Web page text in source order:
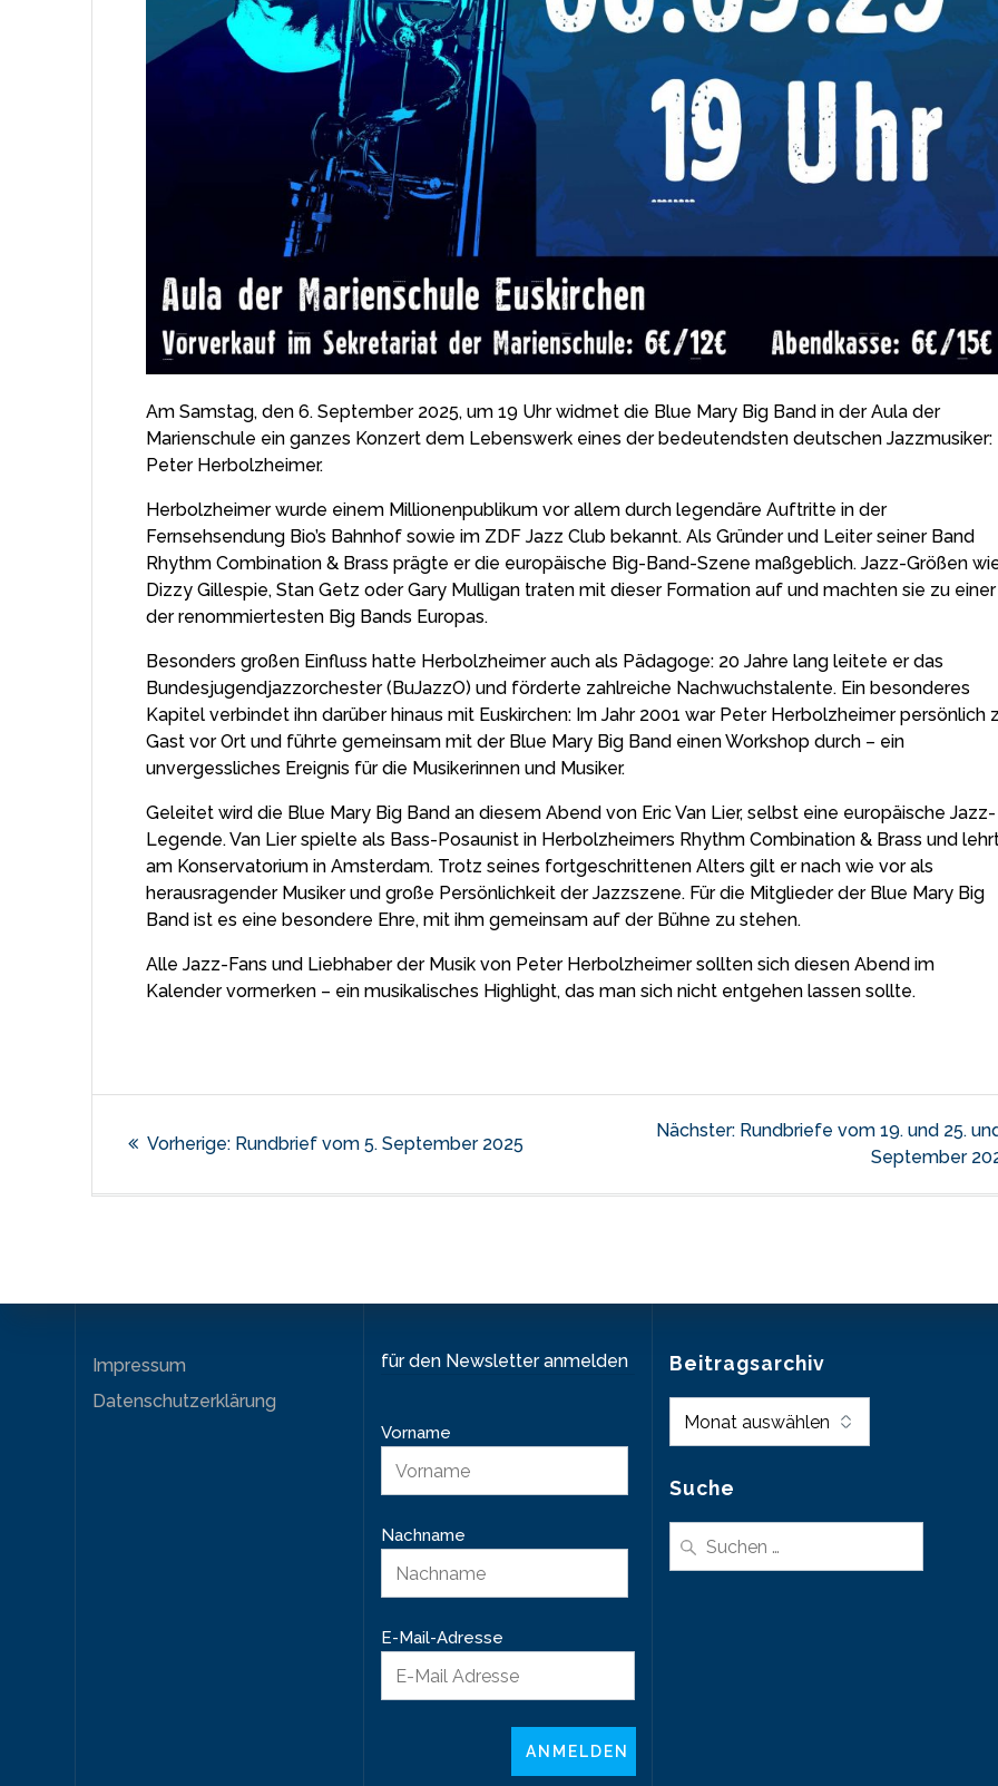
Am Samstag, den 6. September 2025, um 19 Uhr widmet die Blue Mary Big Band in der Aula der
Marienschule ein ganzes Konzert dem Lebenswerk eines der bedeutendsten deutschen Jazzmusiker:
Peter Herbolzheimer.
Herbolzheimer wurde einem Millionenpublikum vor allem durch legendäre Auftritte in der
Fernsehsendung Bio’s Bahnhof sowie im ZDF Jazz Club bekannt. Als Gründer und Leiter seiner Band
Rhythm Combination & Brass prägte er die europäische Big-Band-Szene maßgeblich. Jazz-Größen
Dizzy Gillespie, Stan Getz oder Gary Mulligan traten mit dieser Formation auf und machten sie zu einer
der renommiertesten Big Bands Europas.
Besonders großen Einfluss hatte Herbolzheimer auch als Pädagoge: 20 Jahre lang leitete er das
Bundesjugendjazzorchester (BuJazzO) und förderte zahlreiche Nachwuchstalente. Ein besonderes
Kapitel verbindet ihn darüber hinaus mit Euskirchen: Im Jahr 2001 war Peter Herbolzheimer persönlich
Gast vor Ort und führte gemeinsam mit der Blue Mary Big Band einen Workshop durch – ein
unvergessliches Ereignis für die Musikerinnen und Musiker.
Geleitet wird die Blue Mary Big Band an diesem Abend von Eric Van Lier, selbst eine europäische Jazz-
Legende. Van Lier spielte als Bass-Posaunist in Herbolzheimers Rhythm Combination & Brass und
am Konservatorium in Amsterdam. Trotz seines fortgeschrittenen Alters gilt er nach wie vor als
herausragender Musiker und große Persönlichkeit der Jazzszene. Für die Mitglieder der Blue Mary Big
Band ist es eine besondere Ehre, mit ihm gemeinsam auf der Bühne zu stehen.
Alle Jazz-Fans und Liebhaber der Musik von Peter Herbolzheimer sollten sich diesen Abend im
Kalender vormerken – ein musikalisches Highlight, das man sich nicht entgehen lassen sollte.
Beitragsnavigation
Vorherige: Vorheriger
Rundbrief vom 5. September 2025
Nächster: Nächster
Rundbriefe vom 19. und 25.
September
Impressum
Datenschutzerklärung
für den Newsletter anmelden
Vorname
Nachname
E-Mail-Adresse
Beitragsarchiv
Suche
nach: